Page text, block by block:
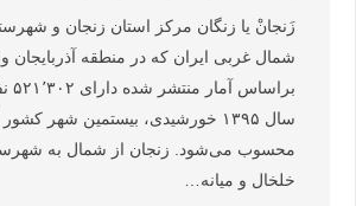
زَنجانْ یا زنگان مرکز استان زنجان و
شمال غربی ایران که در منطقه آذربایجان
سال ۱۳۹۵ خورشیدی، بیستمین شهر
محسوب می‌شود. زنجان از شمال به
خلخال و میانه…